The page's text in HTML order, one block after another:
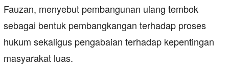
Fauzan, menyebut pembangunan ulang tembok
sebagai bentuk pembangkangan terhadap proses
hukum sekaligus pengabaian terhadap kepentingan
masyarakat luas.